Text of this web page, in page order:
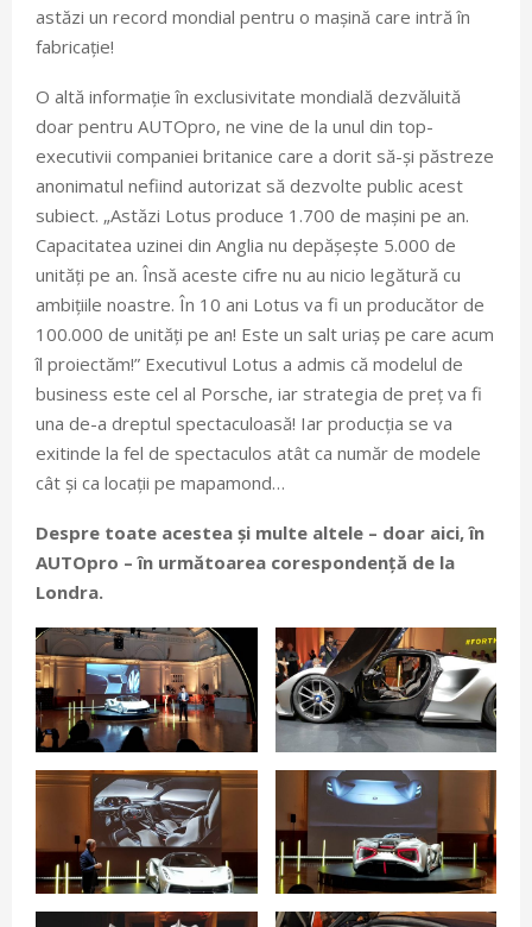
astăzi un record mondial pentru o mașină care intră în
fabricație!
O altă informație în exclusivitate mondială dezvăluită
doar pentru AUTOpro, ne vine de la unul din top-
executivii companiei britanice care a dorit să-și păstreze
anonimatul nefiind autorizat să dezvolte public acest
subiect. „Astăzi Lotus produce 1.700 de mașini pe an.
Capacitatea uzinei din Anglia nu depășește 5.000 de
unități pe an. Însă aceste cifre nu au nicio legătură cu
ambițiile noastre. În 10 ani Lotus va fi un producător de
100.000 de unități pe an! Este un salt uriaș pe care acum
îl proiectăm!” Executivul Lotus a admis că modelul de
business este cel al Porsche, iar strategia de preț va fi
una de-a dreptul spectaculoasă! Iar producția se va
exitinde la fel de spectaculos atât ca număr de modele
cât și ca locații pe mapamond…
Despre toate acestea și multe altele – doar aici, în
AUTOpro – în următoarea corespondență de la
Londra.